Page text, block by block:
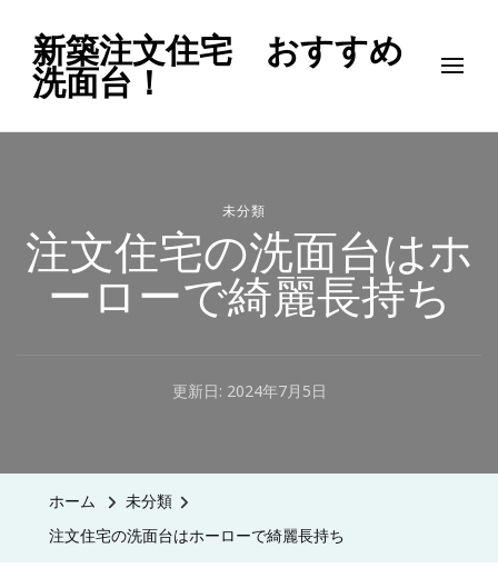
新築注文住宅 おすすめ
洗面台！
未分類
注文住宅の洗面台はホ
ーローで綺麗長持ち
更新日: 2024年7月5日
ホーム
未分類
注文住宅の洗面台はホーローで綺麗長持ち